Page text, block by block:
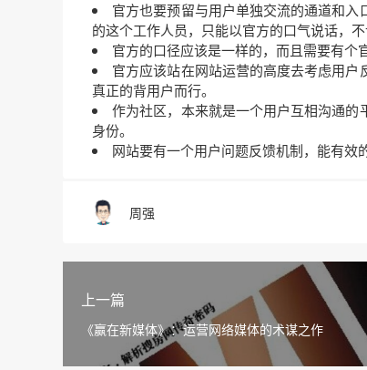
官方也要预留与用户单独交流的通道和
的这个工作人员，只能以官方的口气说话，
官方的口径应该是一样的，而且需要有个
官方应该站在网站运营的高度去考虑用
真正的背用户而行。
作为社区，本来就是一个用户互相沟通
身份。
网站要有一个用户问题反馈机制，能有效
周强
上一篇
《赢在新媒体》：运营网络媒体的术谋之作